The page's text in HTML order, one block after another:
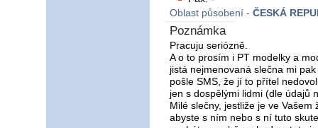
Oblast působení - ČESKÁ
Poznámka
Pracuju seriózně.
A o to prosím i PT modelky a
jistá nejmenovaná slečna mi
pošle SMS, že jí to přítel
jen s dospělými lidmi (dle údajů
Milé slečny, jestliže je ve
abyste s ním nebo s ní tuto